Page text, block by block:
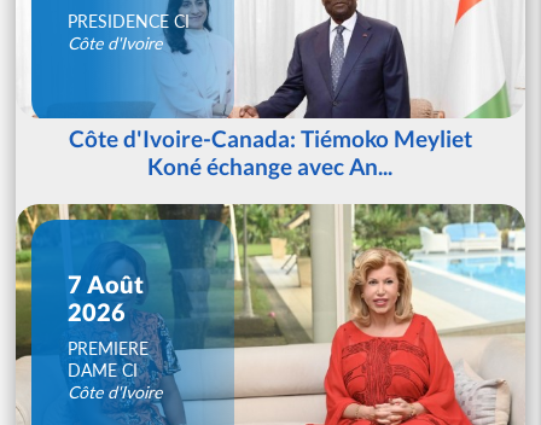
PRESIDENCE CI
Côte d'Ivoire
Côte d'Ivoire-Canada: Tiémoko Meyliet
Koné échange avec An...
7 Août
2026
PREMIERE
DAME CI
Côte d'Ivoire